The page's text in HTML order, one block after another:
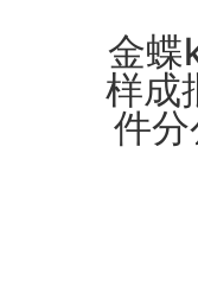
金蝶
样成
件